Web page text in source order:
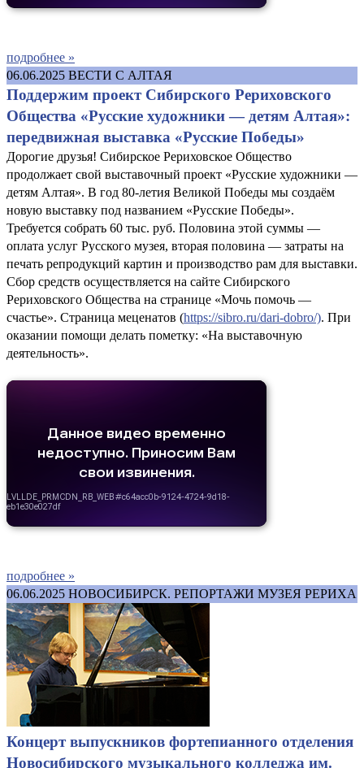
подробнее »
06.06.2025 ВЕСТИ С АЛТАЯ
Поддержим проект Сибирского Рериховского
Общества «Русские художники — детям Алтая»:
передвижная выставка «Русские Победы»
Дорогие друзья! Сибирское Рериховское Общество
продолжает свой выставочный проект «Русские художники —
детям Алтая». В год 80-летия Великой Победы мы создаём
новую выставку под названием «Русские Победы».
Требуется собрать 60 тыс. руб. Половина этой суммы —
оплата услуг Русского музея, вторая половина — затраты на
печать репродукций картин и производство рам для выставки.
Сбор средств осуществляется на сайте Сибирского
Рериховского Общества на странице «Мочь помочь —
счастье». Страница меценатов (https://sibro.ru/dari-dobro/). При
оказании помощи делать пометку: «На выставочную
деятельность».
подробнее »
06.06.2025 НОВОСИБИРСК. РЕПОРТАЖИ МУЗЕЯ РЕРИХА
Концерт выпускников фортепианного отделения
Новосибирского музыкального колледжа им.